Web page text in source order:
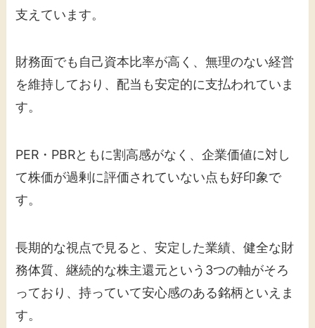
支えています。
財務面でも自己資本比率が高く、無理のない経営
を維持しており、配当も安定的に支払われていま
す。
PER・PBRともに割高感がなく、企業価値に対し
て株価が過剰に評価されていない点も好印象で
す。
長期的な視点で見ると、安定した業績、健全な財
務体質、継続的な株主還元という3つの軸がそろ
っており、持っていて安心感のある銘柄といえま
す。